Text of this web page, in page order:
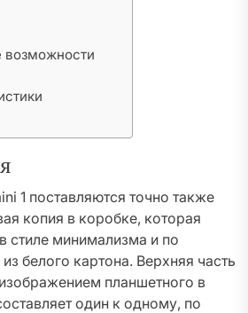
возможности
1 поставляются точно также
копия в коробке, которая
стиле минимализма и по
белого картона. Верхняя часть
планшетного в
один к одному, по